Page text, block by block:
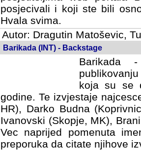
posjecivali i koji ste bili
Hvala svima.
Autor: Dragutin Matoševic,
Barikada (INT) - Backstage
Barikada
koja su se
godine. Te izvjestaje
HR), Darko Budna
Ivanovski (Skopje, MK),
Vec naprijed pomenuta
preporuka da citate njihove